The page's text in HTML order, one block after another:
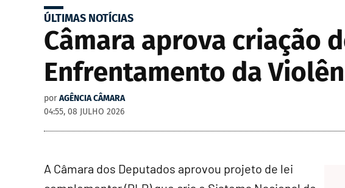
ÚLTIMAS NOTÍCIAS
Câmara aprova criação
Enfrentamento da
por AGÊNCIA CÂMARA
04:55, 08 JULHO 2026
A Câmara dos Deputados aprovou projeto de lei